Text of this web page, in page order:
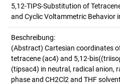
5,12-TIPS-Substitution of
and Cyclic Voltammetric Behavior
Beschreibung:
(Abstract) Cartesian coordinates
tetracene (ac4) and 5,12-
(tipsac4) in neutral, radical anion,
phase and CH2Cl2 and THF